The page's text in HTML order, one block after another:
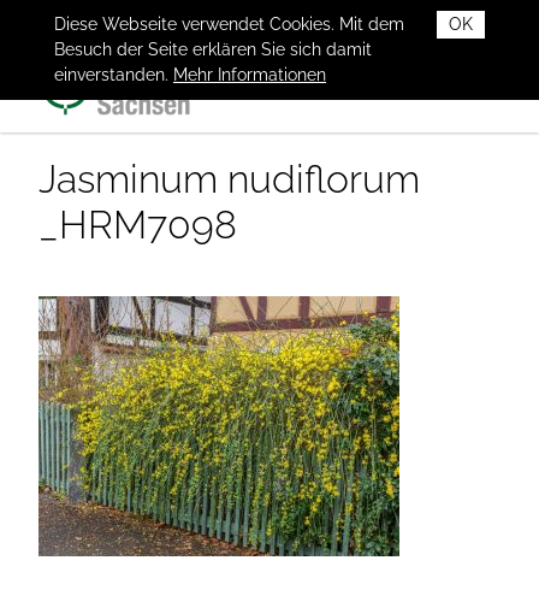
OK
Diese Webseite verwendet Cookies. Mit dem
Besuch der Seite erklären Sie sich damit
einverstanden. Mehr Informationen
Jasminum nudiflorum
_HRM7098